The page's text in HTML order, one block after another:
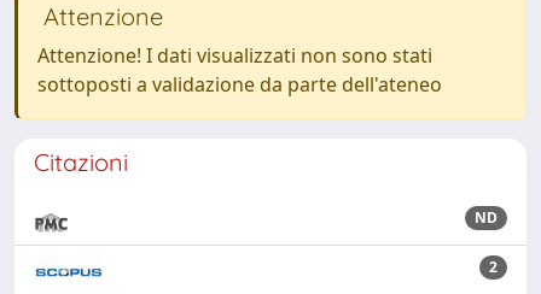
Attenzione
Attenzione! I dati visualizzati non sono stati
sottoposti a validazione da parte dell'ateneo
Citazioni
ND
2